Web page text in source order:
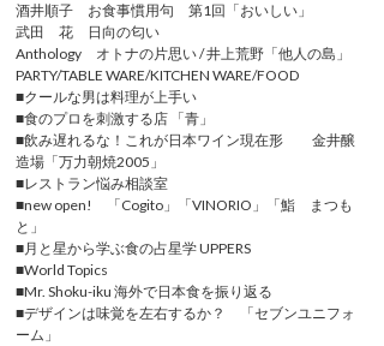
酒井順子 お食事慣用句 第1回「おいしい」
武田 花 日向の匂い
Anthology オトナの片思い / 井上荒野「他人の島」
PARTY/TABLE WARE/KITCHEN WARE/FOOD
■クールな男は料理が上手い
■食のプロを刺激する店 「青」
■飲み遅れるな！これが日本ワイン現在形 金井醸
造場「万力朝焼2005」
■レストラン悩み相談室
■new open! 「Cogito」「VINORIO」「鮨 まつも
と」
■月と星から学ぶ食の占星学 UPPERS
■World Topics
■Mr. Shoku-iku 海外で日本食を振り返る
■デザインは味覚を左右するか？ 「セブンユニフォ
ーム」